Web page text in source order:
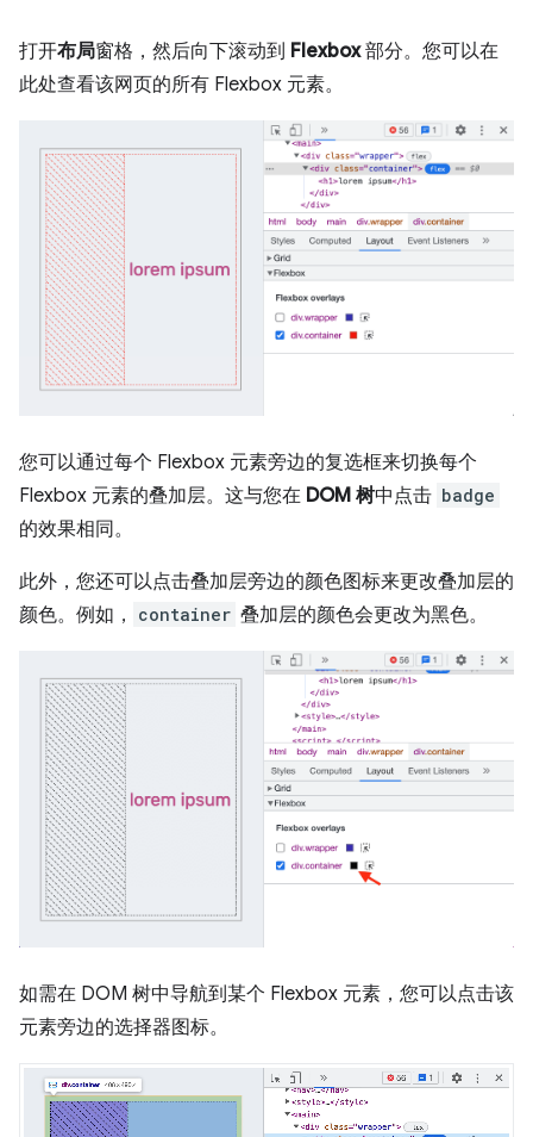
打开布局窗格，然后向下滚动到 Flexbox部分。您可以在
此处查看该网页的所有 Flexbox 元素。
您可以通过每个 Flexbox 元素旁边的复选框来切换每个
Flexbox 元素的叠加层。这与您在 DOM 树中点击 badge
的效果相同。
此外，您还可以点击叠加层旁边的颜色图标来更改叠加层的
颜色。例如，
container 叠加层的颜色会更改为黑色。
如需在 DOM 树中导航到某个 Flexbox 元素，您可以点击该
元素旁边的选择器图标。